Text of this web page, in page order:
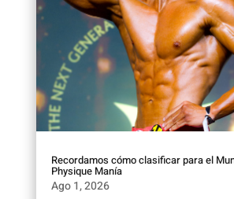
Recordamos cómo clasificar para el
Physique Manía
Ago 1, 2026